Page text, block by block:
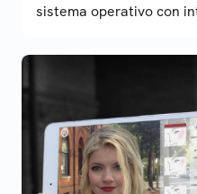
sistema operativo con